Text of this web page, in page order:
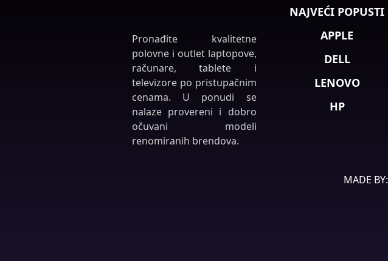
Pronađite kvalitetne
polovne i outlet laptopove,
računare, tablete i
televizore po pristupačnim
cenama. U ponudi se
nalaze provereni i dobro
očuvani modeli
renomiranih brendova.
NAJVEĆI POPUSTI
APPLE
DELL
LENOVO
HP
MADE BY: